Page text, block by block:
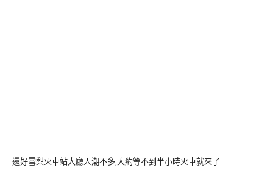
還好雪梨火車站大廳人潮不多,大約等不到半小時火車就來了